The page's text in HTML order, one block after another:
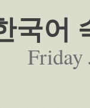
국어
Friday